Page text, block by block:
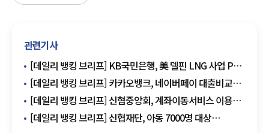
관련기사
[데일리 뱅킹 브리프] KB국민은행, 美 델핀 LNG 사업 PF
공동주선 완료 外
[데일리 뱅킹 브리프] 카카오뱅크, 네이버페이 대출비교에
개인사업자 대출 입점 外
[데일리 뱅킹 브리프] 신협중앙회, 계좌이동서비스 이용
고객 이벤트 실시 外
[데일리 뱅킹 브리프] 신협재단, 아동 7000명 대상